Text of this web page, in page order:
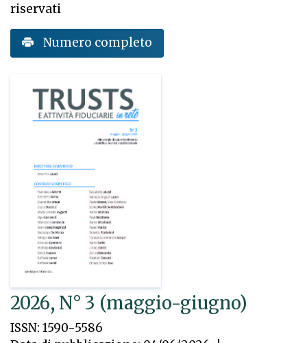
riservati
Numero completo
2026, N° 3 (maggio-giugno)
ISSN: 1590-5586